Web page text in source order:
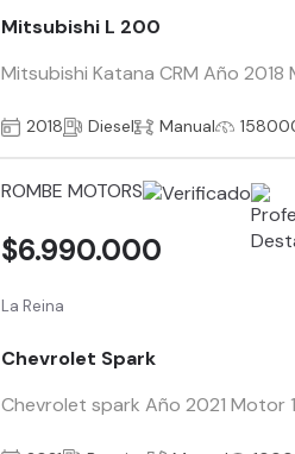
Mitsubishi L 200
Mitsubishi Katana CRM Año
2018 Diesel Manual
ROMBE MOTORS
La Reina
Chevrolet Spark
Chevrolet spark Año 2021 Motor
$6.990.000